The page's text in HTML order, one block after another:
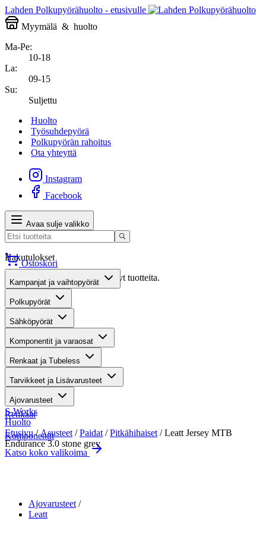
Lahden Polkupyörähuolto - etusivulle
Myymälä & huolto
Ma-Pe:
10-18
La:
09-15
Su:
Suljettu
Huolto
Työsuhdepyörä
Polkupyörän rahoitus
Ota yhteyttä
Instagram
Facebook
Avaa sulje valikko
Hakutulokset
Valitettavasti haullasi ei löytynyt tuotteita.
Suositut osastot
Gravel-pyörät
Maastosähköpyörät
Kaupunkisähköpyörät
Renkaat
Komponentit
Katso koko valikoima
Ostoskori
Kampanjat ja vaihtopyörät
Polkupyörät
Sähköpyörät
Komponentit ja varaosat
Renkaat ja Tubeless
Tarvikkeet ja Lisävarusteet
Ajovarusteet
S-Works
Huolto
Etusivu/Asusteet /Paidat /Pitkähihaiset / Leatt Jersey MTB
Endurance 3.0 stone grey
Ajovarusteet
Leatt